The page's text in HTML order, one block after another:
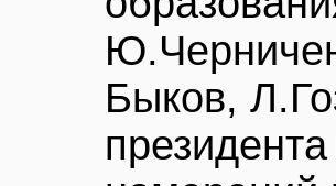
Быков,